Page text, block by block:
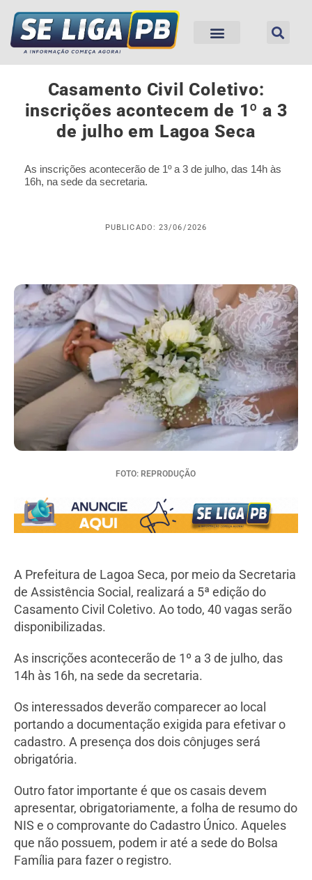
Casamento Civil Coletivo:
inscrições acontecem de 1º a 3
de julho em Lagoa Seca
As inscrições acontecerão de 1º a 3 de julho, das 14h às
16h, na sede da secretaria.
PUBLICADO: 23/06/2026
FOTO: REPRODUÇÃO
A Prefeitura de Lagoa Seca, por meio da Secretaria
de Assistência Social, realizará a 5ª edição do
Casamento Civil Coletivo. Ao todo, 40 vagas serão
disponibilizadas.
As inscrições acontecerão de 1º a 3 de julho, das
14h às 16h, na sede da secretaria.
Os interessados deverão comparecer ao local
portando a documentação exigida para efetivar o
cadastro. A presença dos dois cônjuges será
obrigatória.
Outro fator importante é que os casais devem
apresentar, obrigatoriamente, a folha de resumo do
NIS e o comprovante do Cadastro Único. Aqueles
que não possuem, podem ir até a sede do Bolsa
Família para fazer o registro.